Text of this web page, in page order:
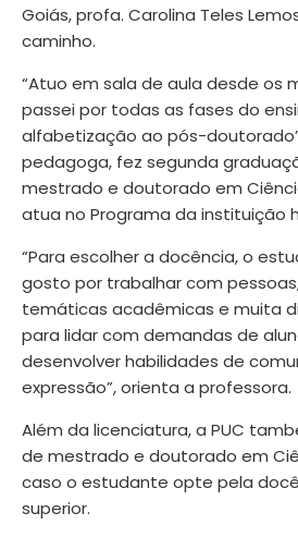
Goiás, profa. Carolina Teles
caminho.
“Atuo em sala de aula desde os
passei por todas as fases do
alfabetização ao pós-
pedagoga, fez segunda
mestrado e doutorado em
atua no Programa da instituição
“Para escolher a docência, o
gosto por trabalhar com
temáticas acadêmicas e muita
para lidar com demandas de
desenvolver habilidades de
expressão”, orienta a professora.
Além da licenciatura, a PUC
de mestrado e doutorado em
caso o estudante opte pela
superior.